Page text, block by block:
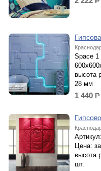
р.
Space 1
высота
28 мм
1 440 р.
Цена:
высота
шт.